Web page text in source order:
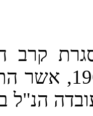
קרב
במשחקים האולימפיים של
הנ"ל